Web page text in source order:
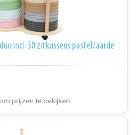
incl. 30 zitkussens pastel/aarde
prijzen te bekijken